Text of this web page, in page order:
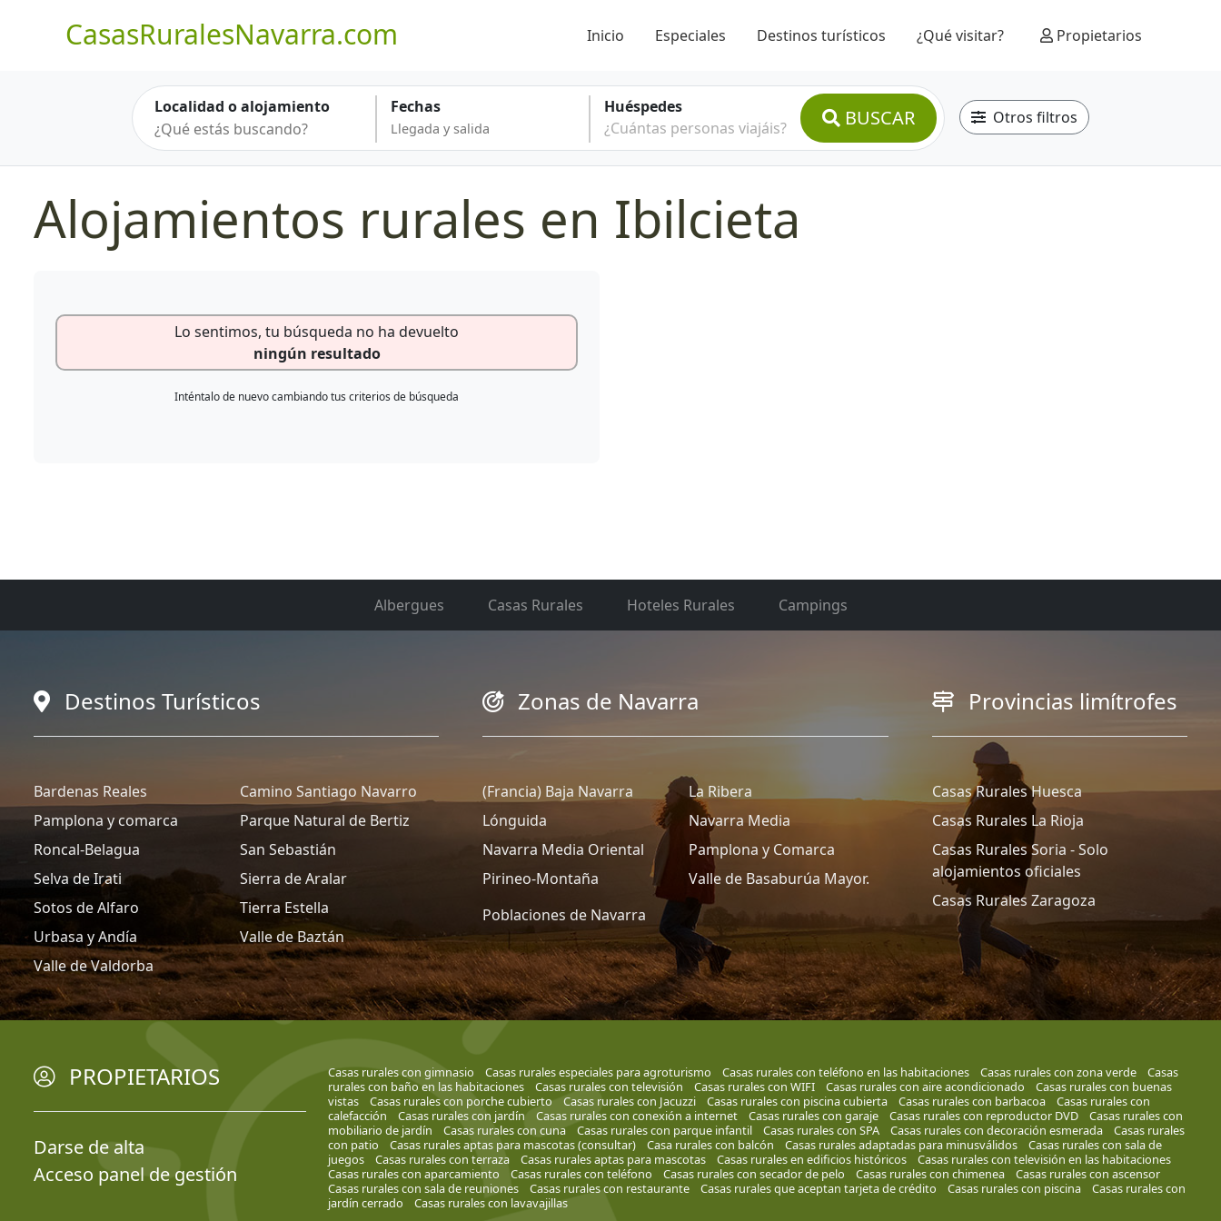
CasasRuralesNavarra.com Inicio Especiales Destinos turísticos ¿Qué visitar? Propietarios
Localidad o alojamiento Fechas
Huéspedes
¿Cuántas personas viajáis?
BUSCAR Otros filtros
Alojamientos rurales en Ibilcieta
Lo sentimos, tu búsqueda no ha devuelto
ningún resultado
Inténtalo de nuevo cambiando tus criterios de búsqueda
Albergues Casas Rurales Hoteles Rurales Campings
Destinos Turísticos
Bardenas Reales
Camino Santiago Navarro
Pamplona y comarca
Parque Natural de Bertiz
Roncal-Belagua
San Sebastián
Selva de Irati
Sierra de Aralar
Sotos de Alfaro
Tierra Estella
Urbasa y Andía
Valle de Baztán
Valle de Valdorba
Zonas de Navarra
(Francia) Baja Navarra
La Ribera
Lónguida
Navarra Media
Navarra Media Oriental
Pamplona y Comarca
Pirineo-Montaña
Valle de Basaburúa Mayor.
Poblaciones de Navarra
Provincias limítrofes
Casas Rurales Huesca
Casas Rurales La Rioja
Casas Rurales Soria - Solo
alojamientos oficiales
Casas Rurales Zaragoza
PROPIETARIOS
Darse de alta
Acceso panel de gestión
Casas rurales con gimnasio Casas rurales especiales para agroturismo Casas rurales con teléfono en las habitaciones Casas rurales con zona verde
Casas
rurales con baño en las habitaciones
Casas rurales con televisión Casas rurales con WIFI Casas rurales con aire acondicionado
Casas rurales con buenas
vistas
Casas rurales con porche cubierto Casas rurales con Jacuzzi Casas rurales con piscina cubierta Casas rurales con barbacoa
Casas rurales con
calefacción
Casas rurales con jardín Casas rurales con conexión a internet Casas rurales con garaje Casas rurales con reproductor DVD
Casas rurales con
mobiliario de jardín
Casas rurales con cuna Casas rurales con parque infantil Casas rurales con SPA Casas rurales con decoración esmerada
Casas rurales
con patio
Casas rurales aptas para mascotas (consultar) Casa rurales con balcón Casas rurales adaptadas para minusválidos
Casas rurales con sala de
juegos
Casas rurales con terraza Casas rurales aptas para mascotas Casas rurales en edificios históricos
Casas rurales con televisión en las habitaciones
Casas rurales con aparcamiento
Casas rurales con teléfono Casas rurales con secador de pelo Casas rurales con chimenea
Casas rurales con ascensor
Casas rurales con sala de reuniones
Casas rurales con restaurante Casas rurales que aceptan tarjeta de crédito Casas rurales con piscina
Casas rurales con
jardín cerrado
Casas rurales con lavavajillas